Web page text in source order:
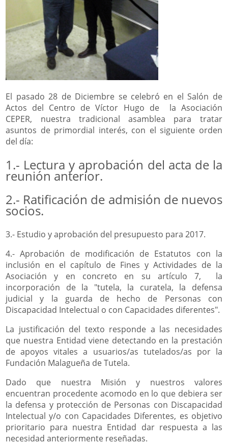
El pasado 28 de Diciembre se celebró en el Salón de
Actos del Centro de Víctor Hugo de la Asociación
CEPER, nuestra tradicional asamblea para tratar
asuntos de primordial interés, con el siguiente orden
del día:
1.- Lectura y aprobación del acta de la
reunión anterior.
2.- Ratificación de admisión de nuevos
socios.
3.- Estudio y aprobación del presupuesto para 2017.
4.- Aprobación de modificación de Estatutos con la
inclusión en el capítulo de Fines y Actividades de la
Asociación y en concreto en su artículo 7, la
incorporación de la "tutela, la curatela, la defensa
judicial y la guarda de hecho de Personas con
Discapacidad Intelectual o con Capacidades diferentes".
La justificación del texto responde a las necesidades
que nuestra Entidad viene detectando en la prestación
de apoyos vitales a usuarios/as tutelados/as por la
Fundación Malagueña de Tutela.
Dado que nuestra Misión y nuestros valores
encuentran procedente acomodo en lo que debiera ser
la defensa y protección de Personas con Discapacidad
Intelectual y/o con Capacidades Diferentes, es objetivo
prioritario para nuestra Entidad dar respuesta a las
necesidad anteriormente reseñadas.